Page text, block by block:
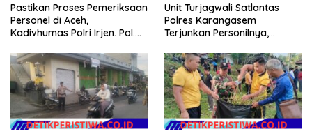
Pastikan Proses Pemeriksaan
Personel di Aceh,
Kadivhumas Polri Irjen. Pol.
Dilaksanakan Secara
Profesional dan Transparan
Unit Turjagwali Satlantas
Polres Karangasem
Terjunkan Personilnya,
dan Blue Light Patrol